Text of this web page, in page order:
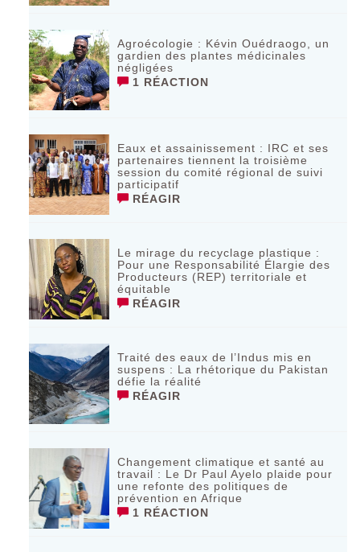
Agroécologie : Kévin Ouédraogo, un
gardien des plantes médicinales
négligées
1 RÉACTION
Eaux et assainissement : IRC et ses
partenaires tiennent la troisième
session du comité régional de suivi
participatif
RÉAGIR
Le mirage du recyclage plastique :
Pour une Responsabilité Élargie des
Producteurs (REP) territoriale et
équitable
RÉAGIR
Traité des eaux de l’Indus mis en
suspens : La rhétorique du Pakistan
défie la réalité
RÉAGIR
Changement climatique et santé au
travail : Le Dr Paul Ayelo plaide pour
une refonte des politiques de
prévention en Afrique
1 RÉACTION